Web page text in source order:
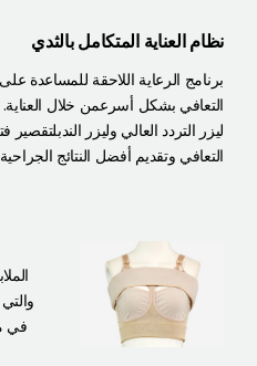
نظام العناية المتكامل بالثدي
برنامج الرعاية اللاحقة للمساعدة على
التعافي بشكل أسرعمن خلال
ليزر التردد العالي وليزر الندبلتقصير
التعافي وتقديم أفضل النتائج الجراحية
في